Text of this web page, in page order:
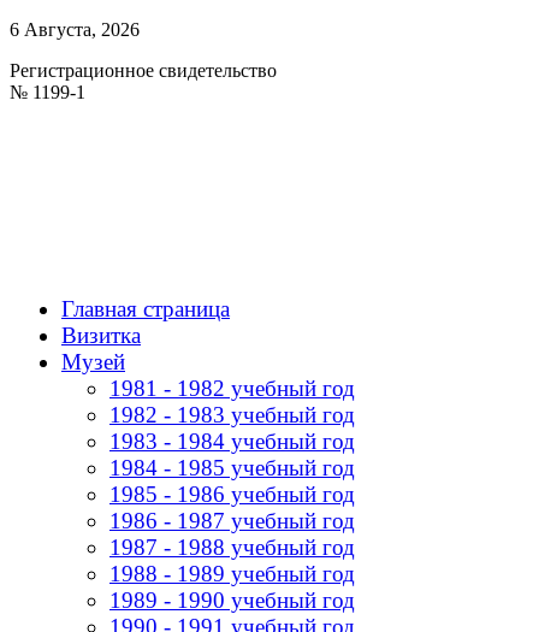
6 Августа, 2026
Регистрационное свидетельство
№ 1199-1
Главная страница
Визитка
Музей
1981 - 1982 учебный год
1982 - 1983 учебный год
1983 - 1984 учебный год
1984 - 1985 учебный год
1985 - 1986 учебный год
1986 - 1987 учебный год
1987 - 1988 учебный год
1988 - 1989 учебный год
1989 - 1990 учебный год
1990 - 1991 учебный год